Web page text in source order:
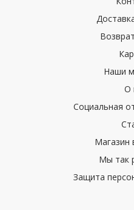
Наши
О
Социальная
Магазин
Мы так
Защита